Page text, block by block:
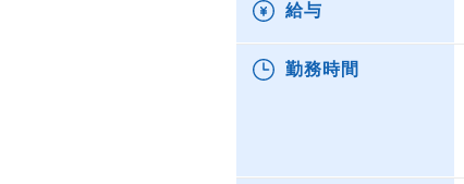
給与
勤務時間